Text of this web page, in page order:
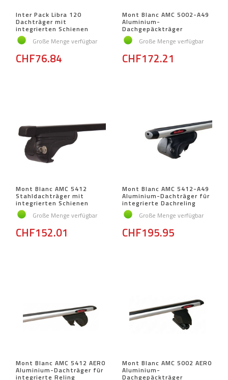
Inter Pack Libra 120
Dachträger mit
integrierten Schienen
Große Menge verfügbar
CHF76.84
Mont Blanc AMC 5002-A49
Aluminium-
Dachgepäckträger
Große Menge verfügbar
CHF172.21
Mont Blanc AMC 5412
Stahldachträger mit
integrierten Schienen
Große Menge verfügbar
CHF152.01
Mont Blanc AMC 5412-A49
Aluminium-Dachträger für
integrierte Dachreling
Große Menge verfügbar
CHF195.95
Mont Blanc AMC 5412 AERO
Aluminium-Dachträger für
integrierte Reling
Mont Blanc AMC 5002 AERO
Aluminium-
Dachgepäckträger